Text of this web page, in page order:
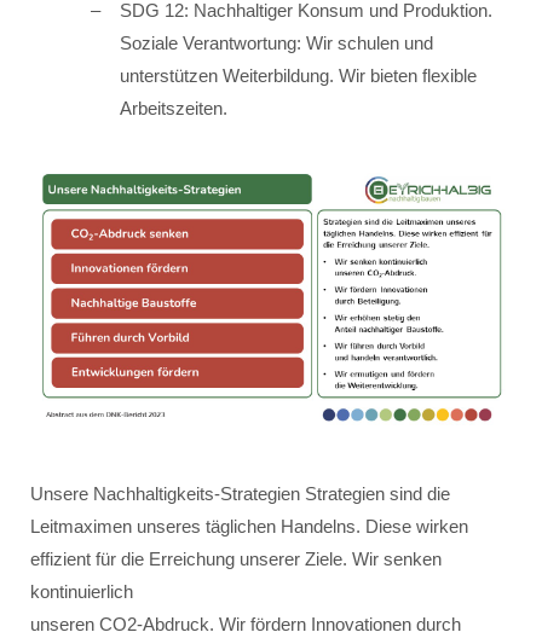
SDG 12: Nachhaltiger Konsum und Produktion.
Soziale Verantwortung: Wir schulen und
unterstützen Weiterbildung. Wir bieten flexible
Arbeitszeiten.
Unsere Nachhaltigkeits-Strategien Strategien sind die
Leitmaximen unseres täglichen Handelns. Diese wirken
effizient für die Erreichung unserer Ziele. Wir senken
kontinuierlich
unseren CO2-Abdruck. Wir fördern Innovationen durch